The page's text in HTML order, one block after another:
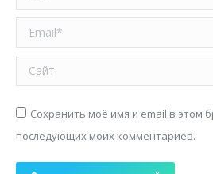
Email *
Сайт
Сохранить моё имя и email в этом
последующих моих комментариев.